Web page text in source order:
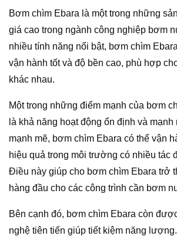
Bơm chìm Ebara là một trong những
giá cao trong ngành công nghiệp bơm
nhiều tính năng nổi bật, bơm chìm
vận hành tốt và độ bền cao, phù hợp
khác nhau.
Một trong những điểm mạnh của bơm
là khả năng hoạt động ổn định và
mạnh mẽ, bơm chìm Ebara có thể vận
hiệu quả trong môi trường có nhiều tác
Điều này giúp cho bơm chìm Ebara trở
hàng đầu cho các công trình cần bơm
Bên cạnh đó, bơm chìm Ebara còn
nghệ tiên tiến giúp tiết kiệm năng